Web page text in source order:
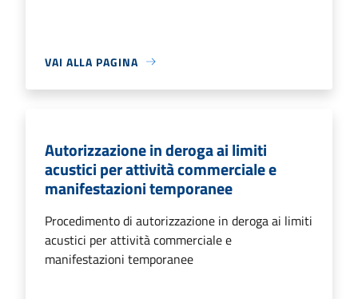
VAI ALLA PAGINA
Autorizzazione in deroga ai limiti
acustici per attività commerciale e
manifestazioni temporanee
Procedimento di autorizzazione in deroga ai limiti
acustici per attività commerciale e
manifestazioni temporanee